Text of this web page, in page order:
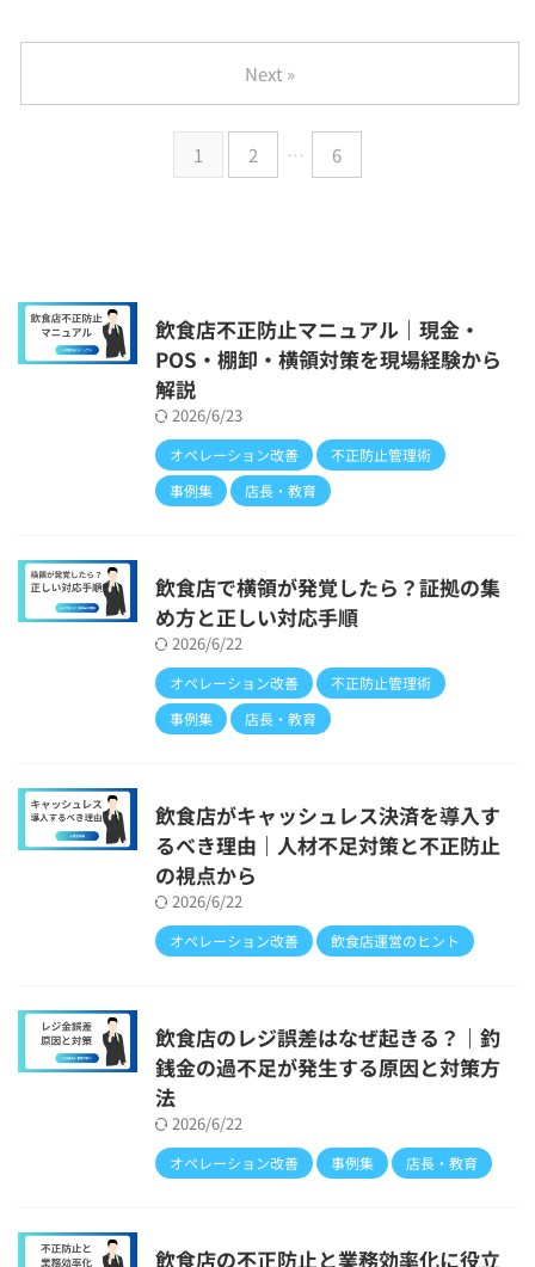
1 2 … 6
Next »
飲食店不正防止マニュアル｜現金・
POS・棚卸・横領対策を現場経験から
解説
2026/6/23
オペレーション改善
不正防止管理術
事例集
店長・教育
飲食店で横領が発覚したら？証拠の集
め方と正しい対応手順
2026/6/22
オペレーション改善
不正防止管理術
事例集
店長・教育
飲食店がキャッシュレス決済を導入す
るべき理由｜人材不足対策と不正防止
の視点から
2026/6/22
オペレーション改善 飲食店運営のヒント
飲食店のレジ誤差はなぜ起きる？｜釣
銭金の過不足が発生する原因と対策方
法
2026/6/22
オペレーション改善 事例集 店長・教育
飲食店の不正防止と業務効率化に役立